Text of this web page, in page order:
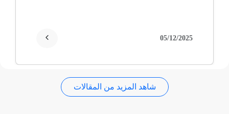
05/12/2025
شاهد المزيد من المقالات